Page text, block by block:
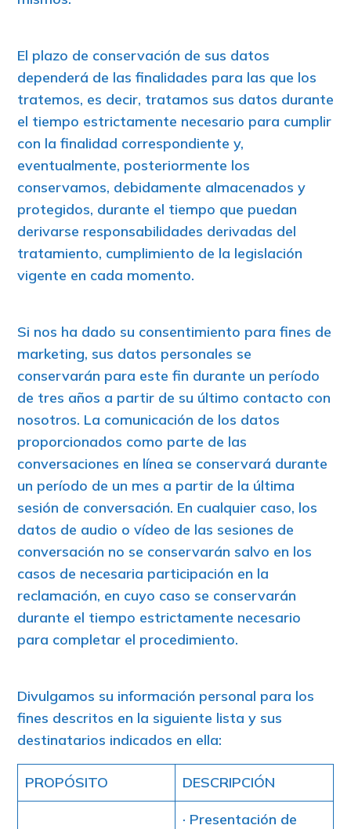
El plazo de conservación de sus datos
dependerá de las finalidades para las que los
tratemos, es decir, tratamos sus datos durante
el tiempo estrictamente necesario para cumplir
con la finalidad correspondiente y,
eventualmente, posteriormente los
conservamos, debidamente almacenados y
protegidos, durante el tiempo que puedan
derivarse responsabilidades derivadas del
tratamiento, cumplimiento de la legislación
vigente en cada momento.
Si nos ha dado su consentimiento para fines de
marketing, sus datos personales se
conservarán para este fin durante un período
de tres años a partir de su último contacto con
nosotros. La comunicación de los datos
proporcionados como parte de las
conversaciones en línea se conservará durante
un período de un mes a partir de la última
sesión de conversación. En cualquier caso, los
datos de audio o vídeo de las sesiones de
conversación no se conservarán salvo en los
casos de necesaria participación en la
reclamación, en cuyo caso se conservarán
durante el tiempo estrictamente necesario
para completar el procedimiento.
Divulgamos su información personal para los
fines descritos en la siguiente lista y sus
destinatarios indicados en ella:
PROPÓSITO DESCRIPCIÓN
· Presentación de